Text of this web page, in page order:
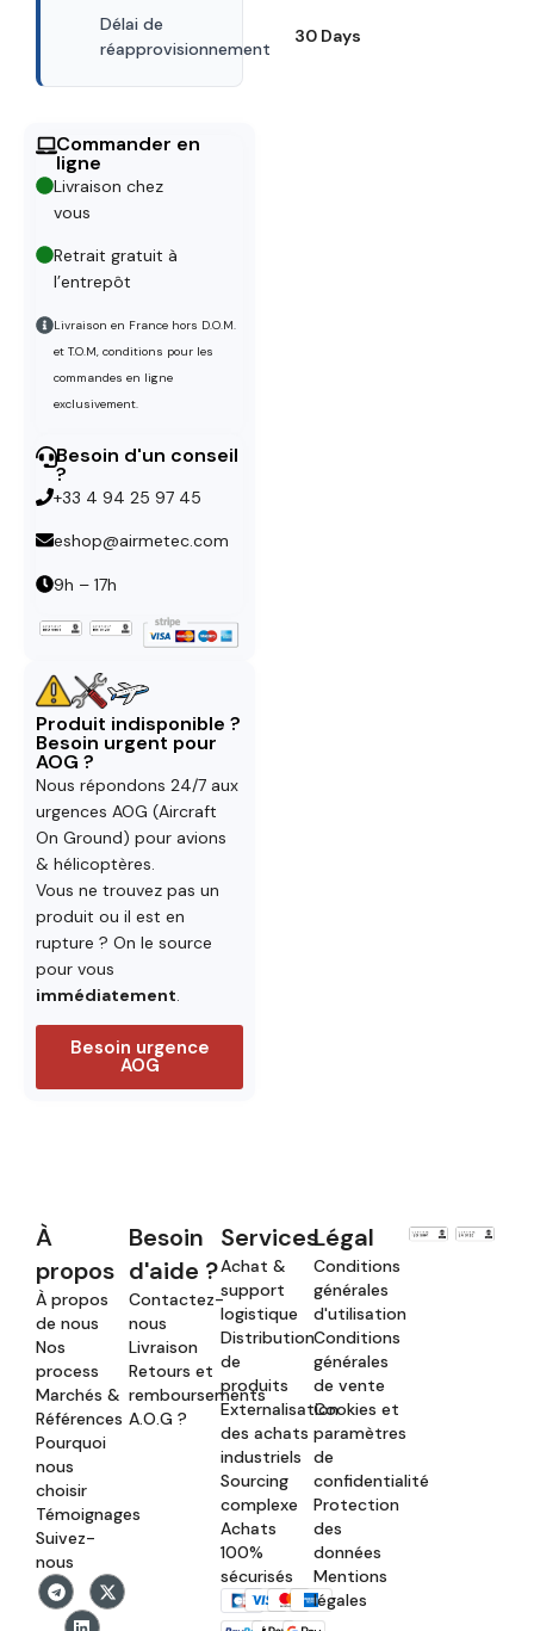
Délai de
réapprovisionnement
30 Days
Commander en
ligne
Livraison chez
vous
Retrait gratuit à
l’entrepôt
Livraison en France hors D.O.M.
et T.O.M, conditions pour les
commandes en ligne
exclusivement.
Besoin d'un conseil
?
+33 4 94 25 97 45
eshop@airmetec.com
9h – 17h
Produit indisponible ?
Besoin urgent pour
AOG ?
Nous répondons 24/7 aux
urgences AOG (Aircraft
On Ground) pour avions
& hélicoptères.
Vous ne trouvez pas un
produit ou il est en
rupture ? On le source
pour vous
immédiatement.
Besoin urgence
AOG
À
propos
À propos
de nous
Nos
process
Marchés &
Références
Pourquoi
nous
choisir
Témoignages
Suivez-
nous
Besoin
d'aide ?
Contactez-
nous
Livraison
Retours et
remboursements
A.O.G ?
Services
Achat &
support
logistique
Distribution
de
produits
Externalisation
des achats
industriels
Sourcing
complexe
Achats
100%
sécurisés
Légal
Conditions
générales
d'utilisation
Conditions
générales
de vente
Cookies et
paramètres
de
confidentialité
Protection
des
données
Mentions
légales